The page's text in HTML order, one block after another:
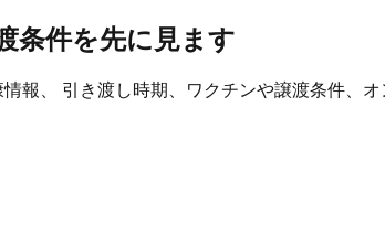
条件を先に見ます
報、 引き渡し時期、ワクチンや譲渡条件、